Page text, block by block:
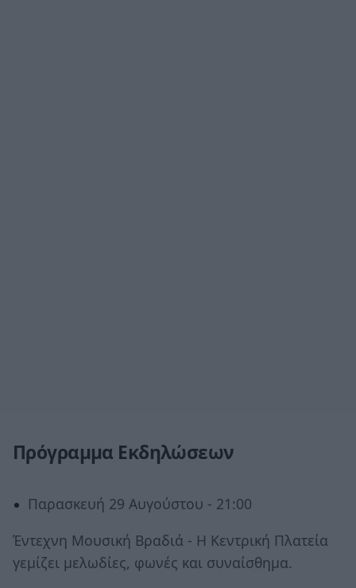
Πρόγραμμα Εκδηλώσεων
Παρασκευή 29 Αυγούστου - 21:00
Έντεχνη Μουσική Βραδιά - Η Κεντρική Πλατεία
γεμίζει μελωδίες, φωνές και συναίσθημα.